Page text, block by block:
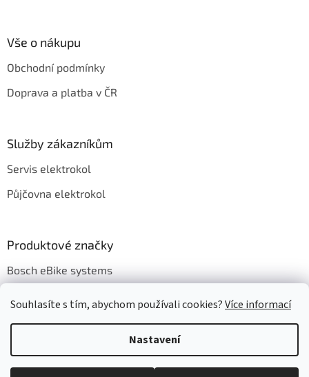
Souhlasíte s tím, abychom používali cookies?Více informací
Nastavení
Vše o nákupu
Obchodní podmínky
Doprava a platba v ČR
Služby zákazníkům
Servis elektrokol
Půjčovna elektrokol
Produktové značky
Bosch eBike systems
Vytvořil Shoptet